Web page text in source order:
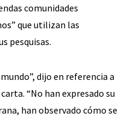
comunidades
que utilizan las
pesquisas.
dijo en referencia a
“No han expresado su
han observado cómo se